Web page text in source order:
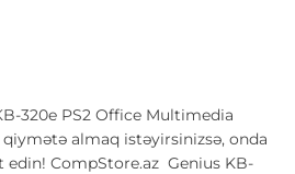
320e PS2 Office Multimedia
qiymətə almaq istəyirsinizsə, onda
CompStore.az Genius KB-